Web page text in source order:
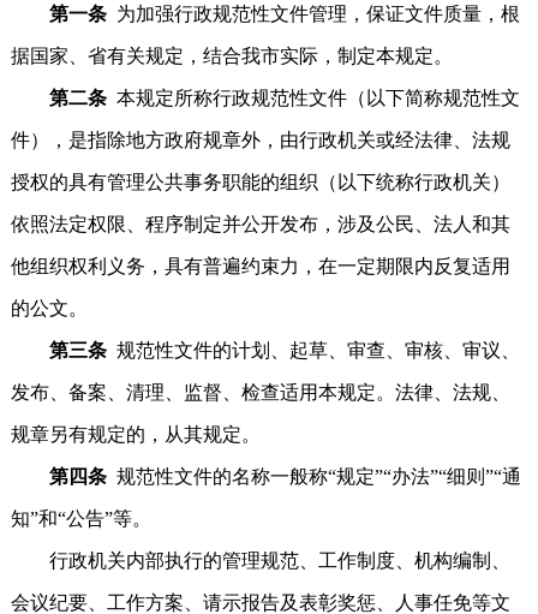
第一条 为加强行政规范性文件管理，保证文件质量，根
据国家、省有关规定，结合我市实际，制定本规定。
第二条 本规定所称行政规范性文件（以下简称规范性文
件），是指除地方政府规章外，由行政机关或经法律、法规
授权的具有管理公共事务职能的组织（以下统称行政机关）
依照法定权限、程序制定并公开发布，涉及公民、法人和其
他组织权利义务，具有普遍约束力，在一定期限内反复适用
的公文。
第三条 规范性文件的计划、起草、审查、审核、审议、
发布、备案、清理、监督、检查适用本规定。法律、法规、
规章另有规定的，从其规定。
第四条 规范性文件的名称一般称“规定”“办法”“细则”“通
知”和“公告”等。
行政机关内部执行的管理规范、工作制度、机构编制、
会议纪要、工作方案、请示报告及表彰奖惩、人事任免等文